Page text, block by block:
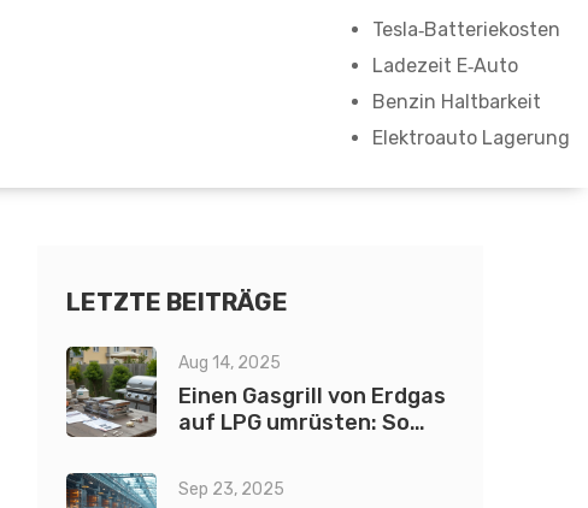
Tesla‑Batteriekosten
Ladezeit E‑Auto
Benzin Haltbarkeit
Elektroauto Lagerung
LETZTE BEITRÄGE
Aug 14, 2025
Einen Gasgrill von Erdgas
auf LPG umrüsten: So
wirklich
Sep 23, 2025